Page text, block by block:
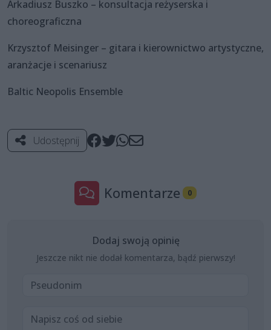
Arkadiusz Buszko – konsultacja reżyserska i
choreograficzna
Krzysztof Meisinger – gitara i kierownictwo artystyczne,
aranżacje i scenariusz
Baltic Neopolis Ensemble
Udostępnij
Komentarze 0
Dodaj swoją opinię
Jeszcze nikt nie dodał komentarza, bądź pierwszy!